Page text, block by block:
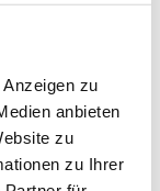
zu
anbieten
zu
zu Ihrer